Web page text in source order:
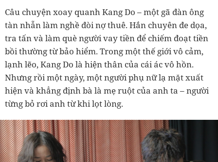
Câu chuyện xoay quanh Kang Do – một gã đàn ông
tàn nhẫn làm nghề đòi nợ thuê. Hắn chuyên đe dọa,
tra tấn và làm què người vay tiền để chiếm đoạt tiền
bồi thường từ bảo hiểm. Trong một thế giới vô cảm,
lạnh lẽo, Kang Do là hiện thân của cái ác vô hồn.
Nhưng rồi một ngày, một người phụ nữ lạ mặt xuất
hiện và khẳng định bà là mẹ ruột của anh ta – người
từng bỏ rơi anh từ khi lọt lòng.